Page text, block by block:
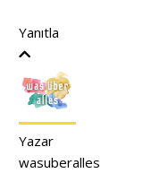
Yanıtla
Yazar
wasuberalles